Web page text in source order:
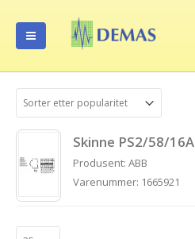
Skinne PS2/58/16A
Produsent: ABB
Varenummer: 1665921